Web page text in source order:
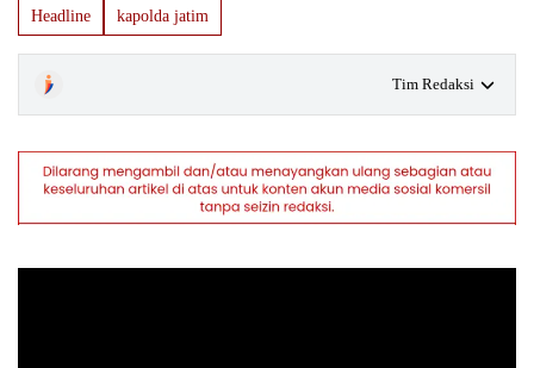
Headline kapolda jatim
Tim Redaksi